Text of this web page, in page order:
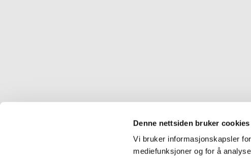
Denne nettsiden bruker cookies
Vi bruker informasjonskapsler
mediefunksjoner og for å